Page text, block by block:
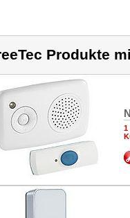
Produkte
1